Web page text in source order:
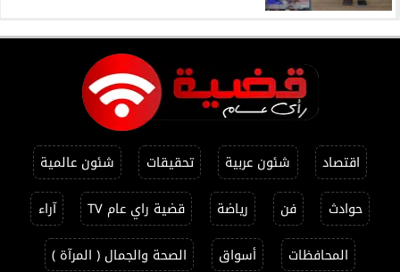
اقتصاد شئون عربية تحقيقات
شئون عالمية
حوادث
فن رياضة قضية راي عام TV
آراء
المحافظات
أسواق الصحة والجمال ( المرآة )